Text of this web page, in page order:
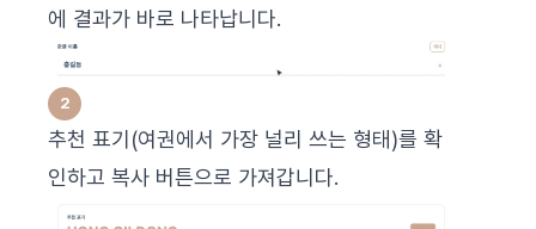
에 결과가 바로 나타납니다.
추천 표기(여권에서 가장 널리 쓰는 형태)를 확
인하고 복사 버튼으로 가져갑니다.